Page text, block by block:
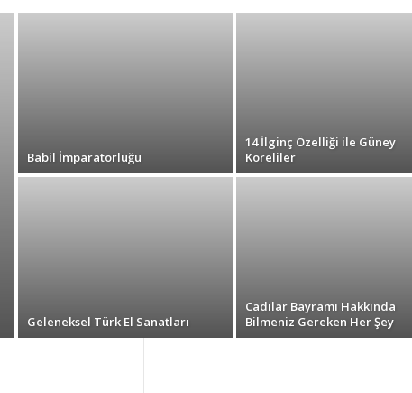
Babil İmparatorluğu
14 İlginç Özelliği ile Güney
Koreliler
Geleneksel Türk El Sanatları
Cadılar Bayramı Hakkında
Bilmeniz Gereken Her Şey